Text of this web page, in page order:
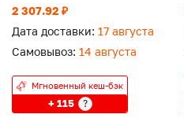
2 307.92 ₽
Дата доставки: 17 августа
Самовывоз: 14 августа
Мгновенный кеш-бэк
+ 115 ?